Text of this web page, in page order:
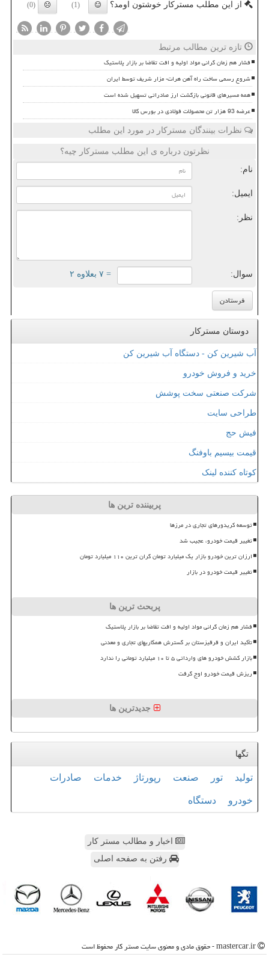
از این مطلب مسترکار خوشتون اومد؟ (1)
(0)
تازه ترین مطالب مرتبط
فشار هم زمان گرانی مواد اولیه و افت تقاضا بر بازار پلاستیک
شروع رسمی ساخت راه آهن هرات- مزار شریف توسط ایران
همه مسیرهای قانونی بازگشت ارز صادراتی تسهیل شده است
عرضه 93 هزار تن محصولات فولادی در بورس کالا
نظرات بینندگان مسترکار در مورد این مطلب
نظرتون درباره ی این مطلب مسترکار چیه؟
نام:
ایمیل:
نظر:
سوال: = ۷ بعلاوه ۲
دوستان مسترکار
آب شیرین کن - دستگاه آب شیرین کن
خرید و فروش خودرو
شرکت صنعتی سخت پوشش
طراحی سایت
فیش حج
قیمت بیسیم باوفنگ
کوتاه کننده لینک
پربیننده ترین ها
توسعه کریدورهای تجاری در مرزها
تغییر قیمت خودرو، عجیب شد
ارزان ترین خودرو بازار یک میلیارد تومان گران ترین ۱۱۰ میلیارد تومان
تغییر قیمت خودرو در بازار
پربحث ترین ها
فشار هم زمان گرانی مواد اولیه و افت تقاضا بر بازار پلاستیک
تأکید ایران و قرقیزستان بر گسترش همکاریهای تجاری و معدنی
بازار کشش خودرو های وارداتی ۵ تا ۱۰ میلیارد تومانی را ندارد
ریزش قیمت خودرو اوج گرفت
جدیدترین ها
تگها
تولید تور صنعت رپورتاژ خدمات صادرات
خودرو دستگاه
اخبار و مطالب مستر کار
رفتن به صفحه اصلی